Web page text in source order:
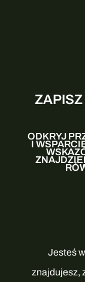
ZAPISZ
ODKRYJ
I
Jesteś
znajdujesz,